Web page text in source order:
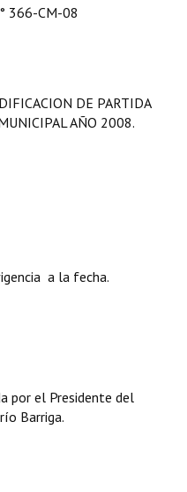
366-CM-08
DE PARTIDA
AÑO 2008.
a la fecha.
por el Presidente del
Barriga.